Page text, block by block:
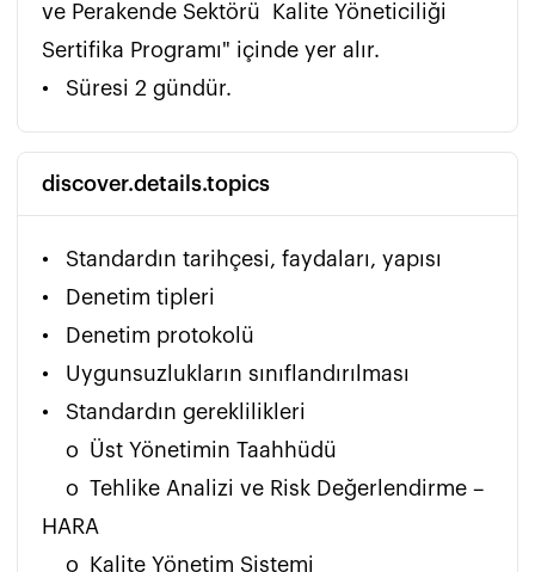
ve Perakende Sektörü  Kalite Yöneticiliği
Sertifika Programı" içinde yer alır.
•	Süresi 2 gündür.
discover.details.topics
•	Standardın tarihçesi, faydaları, yapısı
•	Denetim tipleri
•	Denetim protokolü
•	Uygunsuzlukların sınıflandırılması
•	Standardın gereklilikleri
HARA